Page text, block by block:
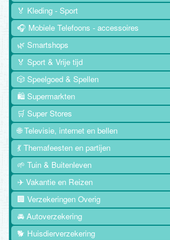
🏅 Kleding - Sport
🎧 Mobiele Telefoons - accessoires
🌿 Smartshops
🏅 Sport & Vrije tijd
🎲 Speelgoed & Spellen
🛍️ Supermarkten
🛒 Super Stores
🌐 Televisie, internet en bellen
💃 Themafeesten en partijen
🌱 Tuin & Buitenleven
✈️ Vakantie en Reizen
🏢 Verzekeringen Overig
🚘 Autoverzekering
🐕 Huisdierverzekering